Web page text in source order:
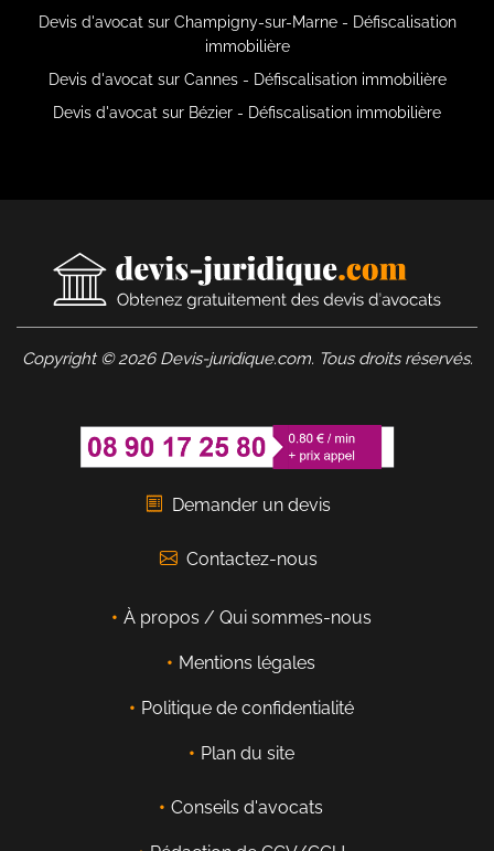
Devis d'avocat sur Champigny-sur-Marne - Défiscalisation
immobilière
Devis d'avocat sur Cannes - Défiscalisation immobilière
Devis d'avocat sur Bézier - Défiscalisation immobilière
Copyright © 2026 Devis-juridique.com. Tous droits réservés.
Demander un devis
Contactez-nous
À propos / Qui sommes-nous
Mentions légales
Politique de confidentialité
Plan du site
Conseils d'avocats